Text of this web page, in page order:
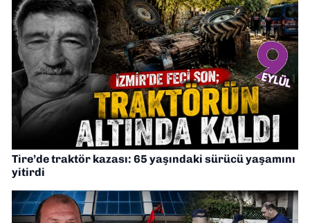
Tire’de traktör kazası: 65 yaşındaki sürücü yaşamını
yitirdi